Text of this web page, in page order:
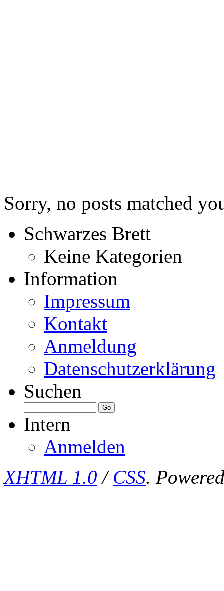
Sorry, no posts matched
Schwarzes Brett
Keine Kategorien
Information
Impressum
Kontakt
Anmeldung
Datenschutzerklärung
Suchen
Intern
Anmelden
XHTML 1.0 / CSS.